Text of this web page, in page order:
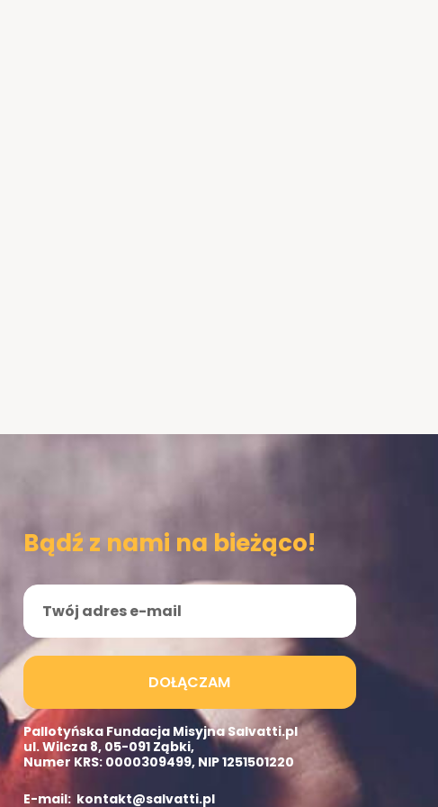
Bądź z nami na bieżąco!
DOŁĄCZAM
Pallotyńska Fundacja Misyjna Salvatti.pl
ul. Wilcza 8, 05-091 Ząbki,
Numer KRS: 0000309499, NIP 1251501220
E-mail: kontakt@salvatti.pl